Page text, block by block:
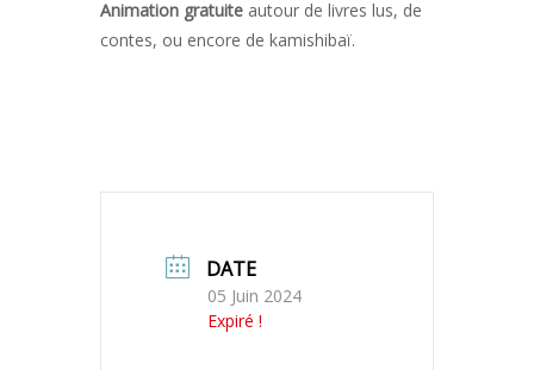
Animation gratuite autour de livres lus, de
contes, ou encore de kamishibaï.
DATE
05 Juin 2024
Expiré !